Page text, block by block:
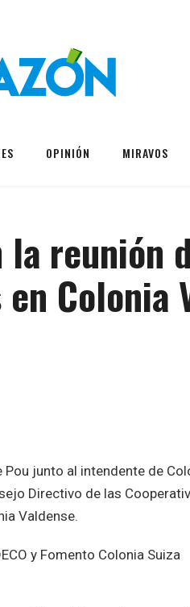
OPINIÓN MIRAVOS
reunión
Colonia
Pou junto al intendente de
Directivo de las
Valdense.
y Fomento Colonia Suiza